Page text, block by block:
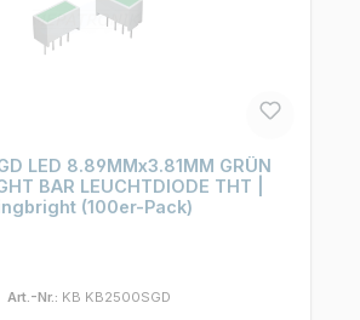
LED 8.89MMx3.81MM GRÜN
BAR LEUCHTDIODE THT |
(100er-Pack)
Art.-Nr.: KB KB2500SGD